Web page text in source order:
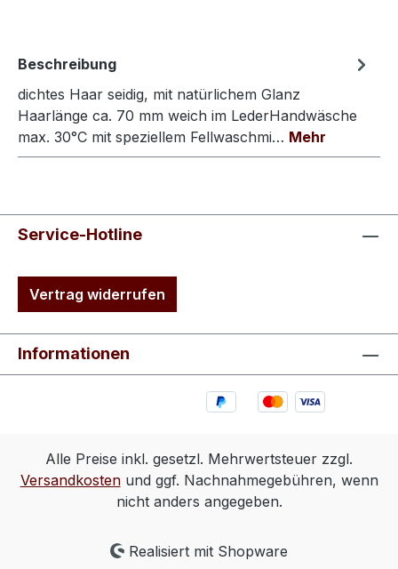
Beschreibung
dichtes Haar seidig, mit natürlichem Glanz
Haarlänge ca. 70 mm weich im LederHandwäsche
max. 30°C mit speziellem Fellwaschmi… Mehr
Service-Hotline
Vertrag widerrufen
Informationen
Alle Preise inkl. gesetzl. Mehrwertsteuer zzgl.
Versandkostenund ggf. Nachnahmegebühren, wenn
nicht anders angegeben.
Realisiert mit Shopware